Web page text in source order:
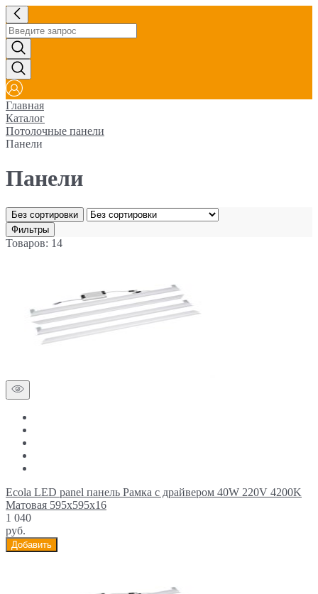
Главная
Каталог
Потолочные панели
Панели
Панели
Без сортировки
Фильтры
Товаров: 14
Ecola LED panel панель Рамка с драйвером 40W 220V 4200K
Матовая 595x595x16
1 040
руб.
Добавить